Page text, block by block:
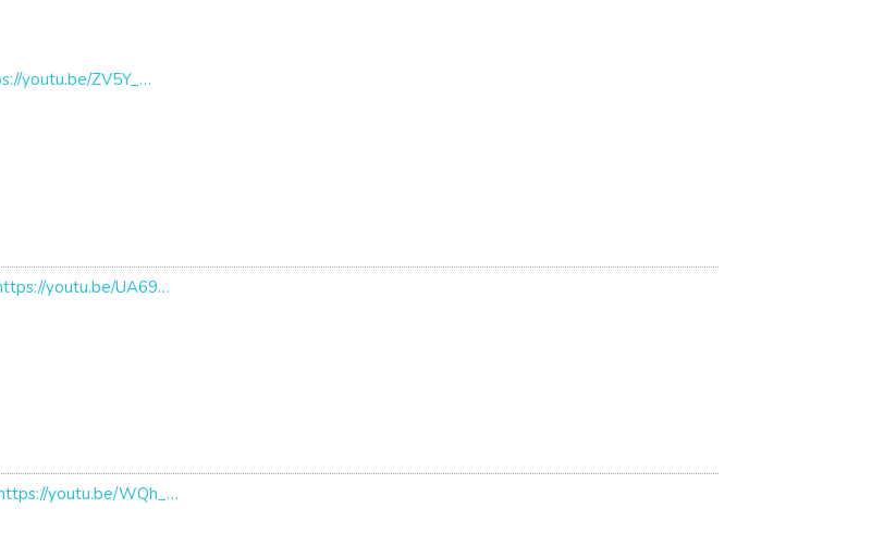
https://youtu.be/ZV5Y_XILSkI
https://youtu.be/UA69KqCAygE
https://youtu.be/WQh_7wRe8VA